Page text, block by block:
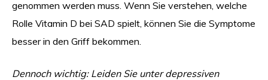
genommen werden muss. Wenn Sie verstehen, welche
Rolle Vitamin D bei SAD spielt, können Sie die Symptome
besser in den Griff bekommen.
Dennoch wichtig: Leiden Sie unter depressiven